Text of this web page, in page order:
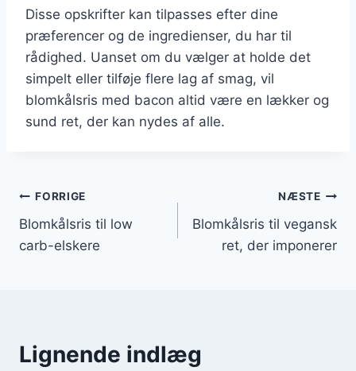
Disse opskrifter kan tilpasses efter dine
præferencer og de ingredienser, du har til
rådighed. Uanset om du vælger at holde det
simpelt eller tilføje flere lag af smag, vil
blomkålsris med bacon altid være en lækker og
sund ret, der kan nydes af alle.
Indlægsnavigation
FORRIGE
Blomkålsris til low
carb-elskere
NÆSTE
Blomkålsris til vegansk
ret, der imponerer
Lignende indlæg